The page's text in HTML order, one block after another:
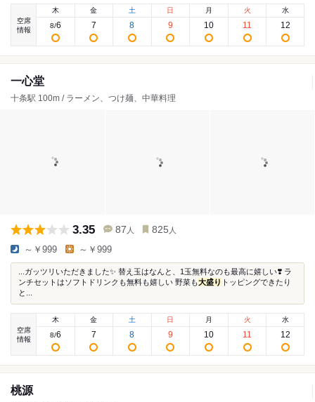
空席
情報
木
8/6
金
7
土
8
日
9
月
10
火
11
水
12
一心堂
十条駅 100m / ラーメン、つけ麺、中華料理
3.35 87 人 825 人
～￥999 ～￥999
...ガッツリいただきました✨ 替え玉はなんと、1玉無料なのも最高に嬉しい❣️ ラ
ンチセットはソフトドリンクも無料も嬉しい 野菜も大盛り トッピングできたり
と...
空席
情報
木
8/6
金
7
土
8
日
9
月
10
火
11
水
12
桃源